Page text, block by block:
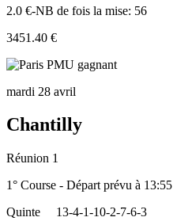
2.0 €-NB de fois la mise: 56
3451.40 €
mardi 28 avril
Chantilly
Réunion 1
1° Course - Départ prévu à 13:55
Quinte
13-4-1-10-2-7-6-3